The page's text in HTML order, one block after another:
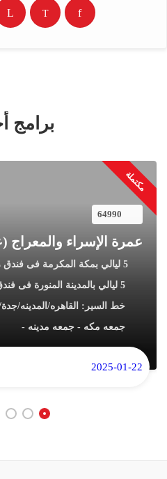
برامج
مكتملة
عمرة الإسراء
5 ليالي بمكة المكرمة فى فندق رويال (الصفوة)
خط السير: القاهره/المدينه/جدة/
جمعه مكه - جمعه مدينه -
2025-01-22